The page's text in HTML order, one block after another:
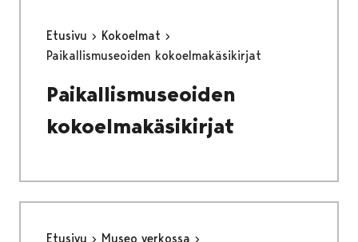
Etusivu
Kokoelmat
Paikallismuseoiden kokoelmakäsikirjat
Paikallismuseoiden
kokoelmakäsikirjat
Etusivu Museo verkossa